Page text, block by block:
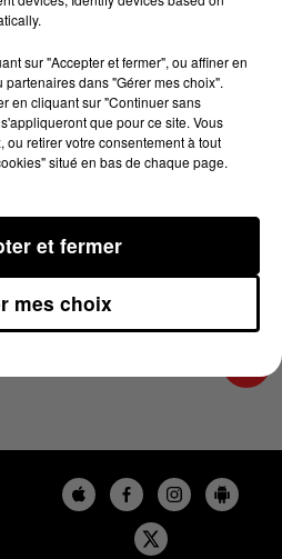
CATALAN DU 02/05/2023
Catalan
sur "Accepter et fermer", ou affiner en
dans "Gérer mes choix".
en cliquant sur "Continuer sans
que pour ce site. Vous
ou retirer votre consentement à tout
situé en bas de chaque page.
mes choix
et fermer